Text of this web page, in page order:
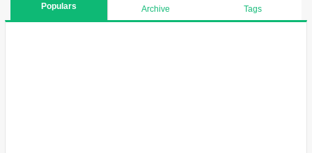
Populars Archive Tags